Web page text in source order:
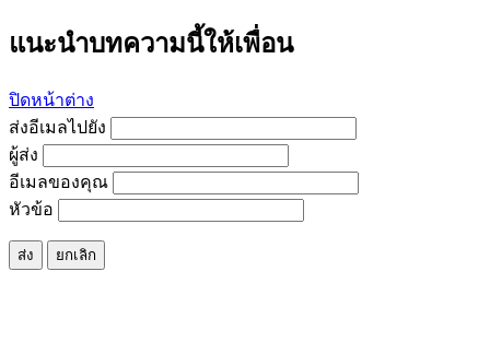
แนะนำบทความนี้ให้เพื่อน
ปิดหน้าต่าง
ส่งอีเมลไปยัง
ผู้ส่ง
อีเมลของคุณ
หัวข้อ
ส่ง ยกเลิก